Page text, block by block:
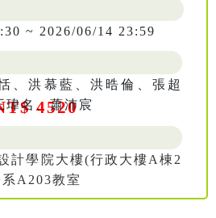
4520
~ 2026/06/14 23:59
、洪慕藍、洪晧倫、張超
瑋名、蕭沛宸
計學院大樓(行政大樓A棟2
A203教室